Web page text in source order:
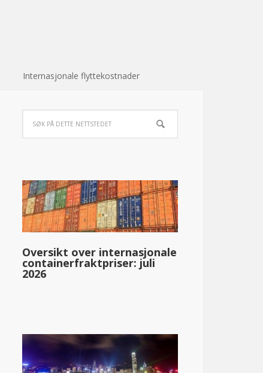
Internasjonale flyttekostnader
Oversikt over internasjonale
containerfraktpriser: juli
2026